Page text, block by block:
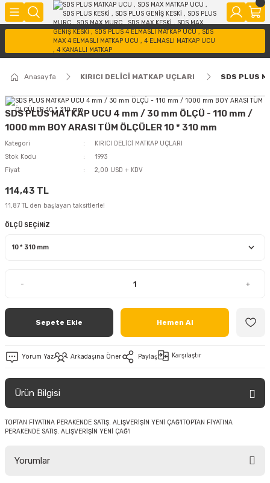
Anasayfa KIRICI DELİCİ MATKAP UÇLARI SDS PLUS
SDS PLUS MATKAP UCU 4 mm / 30 mm ÖLÇÜ - 110 mm /
1000 mm BOY ARASI TÜM ÖLÇÜLER 10 * 310 mm
Kategori
KIRICI DELİCİ MATKAP UÇLARI
Stok Kodu
1993
Fiyat
2,00 USD + KDV
114,43 TL
11,87 TL den başlayan taksitlerle!
ÖLÇÜ SEÇİNİZ
- +
Sepete Ekle Hemen Al
Yorum Yaz Arkadaşına Öner Paylaş Karşılaştır
Ürün Bilgisi
TOPTAN FİYATINA PERAKENDE SATIŞ. ALIŞVERİŞİN YENİ ÇAĞ'ITOPTAN FİYATINA
PERAKENDE SATIŞ. ALIŞVERİŞİN YENİ ÇAĞ'I
Yorumlar